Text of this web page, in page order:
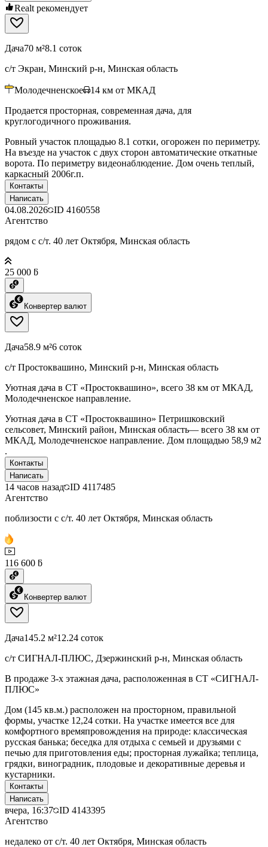
Realt рекомендует
Дача70 м²8.1 соток
с/т Экран, Минский р-н, Минская область
Молодечненское 14 км от МКАД
Продается просторная, современная дача, для
круглогодичного проживания.
Ровный участок площадью 8.1 сотки, огорожен по периметру.
На въезде на участок с двух сторон автоматические откатные
ворота. По периметру видеонаблюдение. Дом очень теплый,
каркасный 2006г.п.
Контакты
Написать
04.08.2026 ID 4160558
Агентство
рядом с с/т. 40 лет Октября, Минская область
25 000 ƃ
Конвертер валют
Дача58.9 м²6 соток
с/т Простоквашино, Минский р-н, Минская область
Уютная дача в СТ «Простоквашино», всего 38 км от МКАД,
Молодечненское направление.
Уютная дача в СТ «Простоквашино» Петришковский
сельсовет, Минский район, Минская область— всего 38 км от
МКАД, Молодечненское направление. Дом площадью 58,9 м2
.
Контакты
Написать
14 часов назад ID 4117485
Агентство
поблизости с с/т. 40 лет Октября, Минская область
116 600 ƃ
Конвертер валют
Дача145.2 м²12.24 соток
с/т СИГНАЛ-ПЛЮС, Дзержинский р-н, Минская область
В продаже 3-х этажная дача, расположенная в СТ «СИГНАЛ-
ПЛЮС»
Дом (145 кв.м.) расположен на просторном, правильной
формы, участке 12,24 сотки. На участке имеется все для
комфортного времяпровождения на природе: классическая
русская банька; беседка для отдыха с семьей и друзьями с
печью для приготовления еды; просторная лужайка; теплица,
грядки, виноградник, плодовые и декоративные деревья и
кустарники.
Контакты
Написать
вчера, 16:37 ID 4143395
Агентство
недалеко от с/т. 40 лет Октября, Минская область